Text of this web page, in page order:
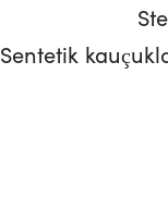
Sentetik